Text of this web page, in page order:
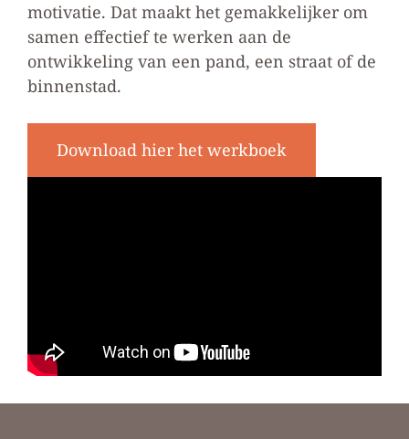
motivatie. Dat maakt het gemakkelijker om
samen effectief te werken aan de
ontwikkeling van een pand, een straat of de
binnenstad.
Download hier het werkboek